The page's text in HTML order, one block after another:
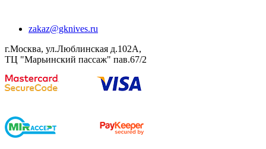
zakaz@gknives.ru
г.Москва, ул.Люблинская д.102А,
ТЦ "Марьинский пассаж" пав.67/2